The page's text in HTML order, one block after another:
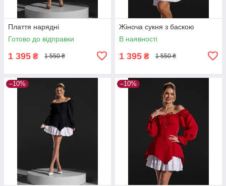
Плаття нарядні
Готово до відправки
1 395 ₴ 1 550 ₴
Жіноча сукня з баскою
В наявності
1 395 ₴ 1 550 ₴
–10% –10%